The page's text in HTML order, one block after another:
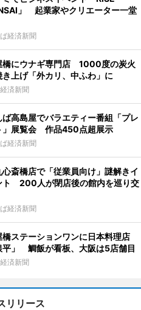
」 起業家やクリエーター一堂
経済新聞
橋にウナギ専門店 1000度の炭火
き上げ「外カリ、中ふわ」に
済新聞
ば高島屋でバラエティー番組「プレ
」展覧会 作品450点超展示
経済新聞
心斎橋店で「従業員向け」謎解きイ
ト 200人が閉店後の館内を巡り交
経済新聞
橋ステーションワンに日本料理店
平」 鯛飯が看板、大阪は5店舗目
済新聞
リリース